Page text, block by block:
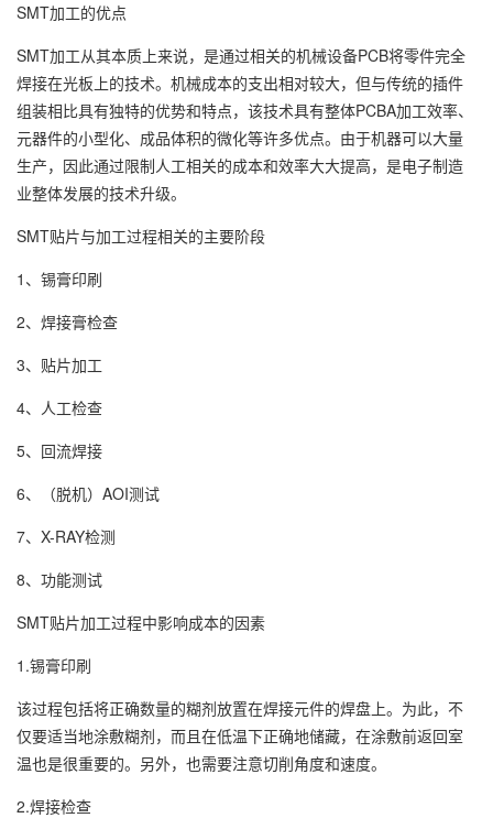
SMT加工的优点
SMT加工从其本质上来说，是通过相关的机械设备PCB将零件完全
焊接在光板上的技术。机械成本的支出相对较大，但与传统的插件
组装相比具有独特的优势和特点，该技术具有整体PCBA加工效率、
元器件的小型化、成品体积的微化等许多优点。由于机器可以大量
生产，因此通过限制人工相关的成本和效率大大提高，是电子制造
业整体发展的技术升级。
SMT贴片与加工过程相关的主要阶段
1、锡膏印刷
2、焊接膏检查
3、贴片加工
4、人工检查
5、回流焊接
6、（脱机）AOI测试
7、X-RAY检测
8、功能测试
SMT贴片加工过程中影响成本的因素
1.锡膏印刷
该过程包括将正确数量的糊剂放置在焊接元件的焊盘上。为此，不
仅要适当地涂敷糊剂，而且在低温下正确地储藏，在涂敷前返回室
温也是很重要的。另外，也需要注意切削角度和速度。
2.焊接检查